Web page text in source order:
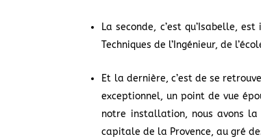
La seconde, c’est qu’Isabelle,
Techniques de l’Ingénieur, de
Et la dernière, c’est de se
exceptionnel, un point de vue
notre installation, nous avons
capitale de la Provence, au gré